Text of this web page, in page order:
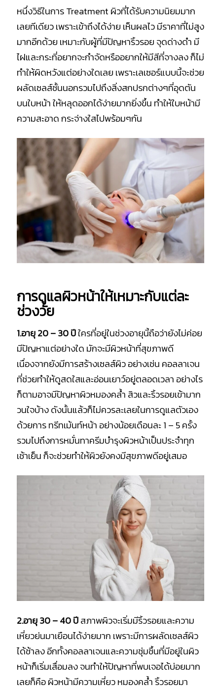
หนึ่งวิธีในการ Treatment ผิวที่ได้รับความนิยมมาก
เลยทีเดียว เพราะเข้าถึงได้ง่าย เห็นผลไว มีราคาที่ไม่สูง
มากอีกด้วย เหมาะกับผู้ที่มีปัญหาริ้วรอย จุดด่างดำ มี
ไฝและกระที่อยากจะกำจัดหรืออยากให้มีสีที่จางลง ก็ไม่
ทำให้ผิดหวังแต่อย่างใดเลย เพราะเลเซอร์แบบนี้จะช่วย
ผลัดเซลส์ชั้นนอกรวมไปถึงสิ่งสกปรกต่างๆที่อุดตัน
บนใบหน้า ให้หลุดออกได้ง่ายมากยิ่งขึ้น ทำให้ใบหน้ามี
ความสะอาด กระจ่างใสไปพร้อมๆกัน
การดูแลผิวหน้าให้เหมาะกับแต่ละ
ช่วงวัย
1.อายุ 20 – 30 ปีใครที่อยู่ในช่วงอายุนี้ถือว่ายังไม่ค่อย
มีปัญหาแต่อย่างใด มักจะมีผิวหน้าที่สุขภาพดี
เนื่องจากยังมีการสร้างเซลส์ผิว อย่างเช่น คอลลาเจน
ที่ช่วยทำให้ดูสดใสและอ่อนเยาว์อยู่ตลอดเวลา อย่างไร
ก็ตามอาจมีปัญหาผิวหมองคล้ำ สิวและริ้วรอยเข้ามาก
วนใจบ้าง ดังนั้นแล้วก็ไม่ควรละเลยในการดูแลตัวเอง
ด้วยการ ทรีทเม้นท์หน้า อย่างน้อยเดือนละ 1 – 5 ครั้ง
รวมไปถึงการหมั่นทาครีมบำรุงผิวหน้าเป็นประจำทุก
เช้าเย็น ก็จะช่วยทำให้ผิวยังคงมีสุขภาพดีอยู่เสมอ
2.อายุ 30 – 40 ปีสภาพผิวจะเริ่มมีริ้วรอยและความ
เหี่ยวย่นมาเยือนได้ง่ายมาก เพราะมีการผลัดเซลส์ผิว
ได้ช้าลง อีกทั้งคอลลาเจนและความชุ่มชื้นที่มีอยู่ในผิว
หน้าก็เริ่มเสื่อมลง จนทำให้ปัญหาที่พบเจอได้บ่อยมาก
เลยก็คือ ผิวหน้ามีความเหี่ยว หมองคล้ำ ริ้วรอยมา